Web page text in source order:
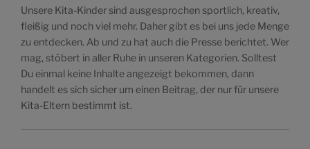
Unsere Kita-Kinder sind ausgesprochen sportlich, kreativ,
fleißig und noch viel mehr. Daher gibt es bei uns jede Menge
zu entdecken. Ab und zu hat auch die Presse berichtet. Wer
mag, stöbert in aller Ruhe in unseren Kategorien. Solltest
Du einmal keine Inhalte angezeigt bekommen, dann
handelt es sich sicher um einen Beitrag, der nur für unsere
Kita-Eltern bestimmt ist.